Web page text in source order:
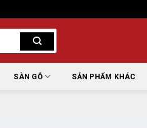
SÀN GỖ SẢN PHẨM KHÁC